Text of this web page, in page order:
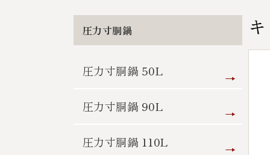
圧力寸胴鍋
圧力寸胴鍋 50L
圧力寸胴鍋 90L
圧力寸胴鍋 110L